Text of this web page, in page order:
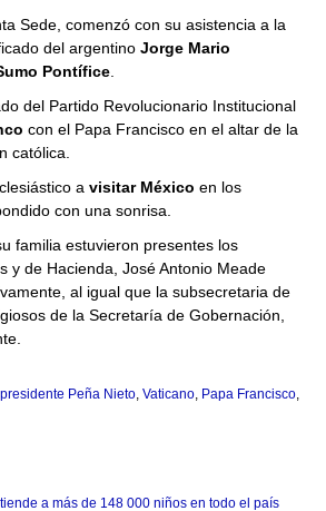
Sede, comenzó con su asistencia a la
del argentinoJorge Mario
Pontífice.
del Partido Revolucionario Institucional
con el Papa Francisco en el altar de la
católica.
a visitar México en los
con una sonrisa.
familia estuvieron presentes los
y de Hacienda, José Antonio Meade
al igual que la subsecretaria de
de la Secretaría de Gobernación,
presidente Peña Nieto, Vaticano, Papa Francisco,
a más de 148 000 niños en todo el país